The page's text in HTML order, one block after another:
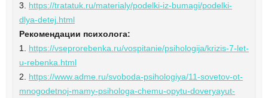
3. https://tratatuk.ru/materialy/podelki-iz-bumagi/podelki-
dlya-detej.html
Рекомендации психолога:
1. https://vseprorebenka.ru/vospitanie/psihologija/krizis-7-let-
u-rebenka.html
2. https://www.adme.ru/svoboda-psihologiya/11-sovetov-ot-
mnogodetnoj-mamy-psihologa-chemu-opytu-doveryayut-